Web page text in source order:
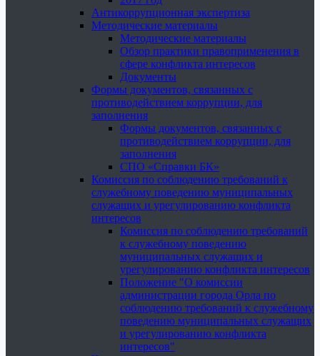
Антикоррупционная экспертиза
Методические материалы
Методические материалы
Обзор практики правоприменения в
сфере конфликта интересов
Документы
Формы документов, связанных с
противодействием коррупции, для
заполнения
Формы документов, связанных с
противодействием коррупции, для
заполнения
СПО «Справки БК»
Комиссия по соблюдению требований к
служебному поведению муниципальных
служащих и урегулированию конфликта
интересов
Комиссия по соблюдению требований
к служебному поведению
муниципальных служащих и
урегулированию конфликта интересов
Положение "О комиссии
администрации города Орла по
соблюдению требований к служебному
поведению муниципальных служащих
и урегулированию конфликта
интересов"